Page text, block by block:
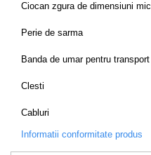
Ciocan zgura de dimensiuni
Perie de sarma
Banda de umar pentru transport
Clesti
Cabluri
Informatii conformitate produs